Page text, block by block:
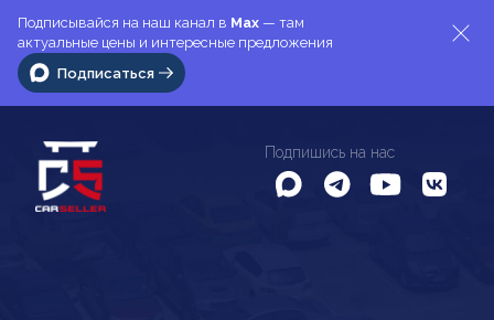
Подписывайся на наш канал в Max — там
актуальные цены и интересные предложения
Подписаться
Подпишись на нас